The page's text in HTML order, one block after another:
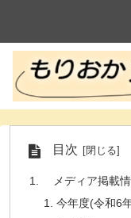
目次
メディア掲載
今年度(令和6